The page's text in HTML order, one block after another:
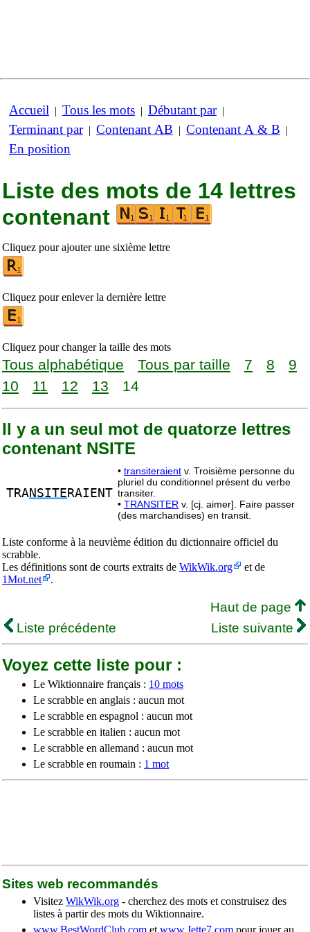
Accueil | Tous les mots | Débutant par|
Terminant par| Contenant AB | Contenant A & B |
En position
Liste des mots de 14 lettres
contenant
Cliquez pour ajouter une sixième lettre
Cliquez pour enlever la dernière lettre
Cliquez pour changer la taille des mots
Tous alphabétique Tous par taille 7 8
9
10
11 12 13 14
Il y a un seul mot de quatorze lettres
contenant NSITE
TRANSITE RAIENT
• transiteraient v. Troisième personne du
pluriel du conditionnel présent du verbe
transiter.
• TRANSITER v. [cj. aimer]. Faire passer
(des marchandises) en transit.
Liste conforme à la neuvième édition du dictionnaire officiel du
scrabble.
Les définitions sont de courts extraits de WikWik.org
et de
1Mot.net
.
Haut de page
Liste précédente
Liste suivante
Voyez cette liste pour :
Le Wiktionnaire français : 10 mots
Le scrabble en anglais : aucun mot
Le scrabble en espagnol : aucun mot
Le scrabble en italien : aucun mot
Le scrabble en allemand : aucun mot
Le scrabble en roumain : 1 mot
Sites web recommandés
Visitez WikWik.org - cherchez des mots et construisez des
listes à partir des mots du Wiktionnaire.
www.BestWordClub.com et www.Jette7.com pour jouer au